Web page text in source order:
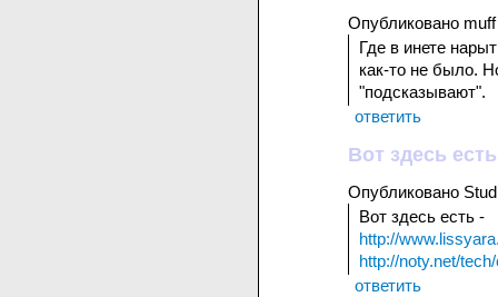
Опубликовано
Где в инете
как-то не было.
"подсказывают".
ответить
Вот здесь
Опубликовано
Вот здесь есть -
http://
http://noty.net/
ответить